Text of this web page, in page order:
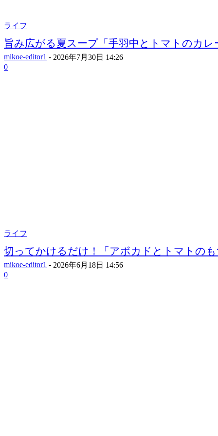
ライフ
旨み広がる夏スープ「手羽中とトマトのカレ
mikoe-editor1 - 2026年7月30日 14:26
0
ライフ
切ってかけるだけ！「アボカドとトマトのも
mikoe-editor1 - 2026年6月18日 14:56
0